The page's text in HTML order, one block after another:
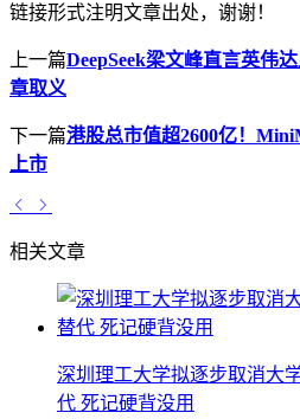
链接形式注明文章出处，谢谢！
上一篇DeepSeek梁文峰直言英伟
章取义
下一篇港股总市值超2600亿！
上市
相关文章
深圳理工大学拟逐步取消大
代 死记硬背没用